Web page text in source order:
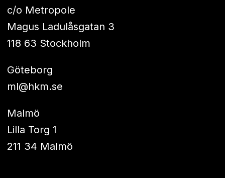
c/o Metropole
Magus Ladulåsgatan 3
118 63 Stockholm
Göteborg
ml@hkm.se
Malmö
Lilla Torg 1
211 34 Malmö